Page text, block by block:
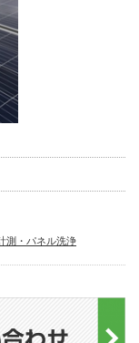
・パネル洗浄